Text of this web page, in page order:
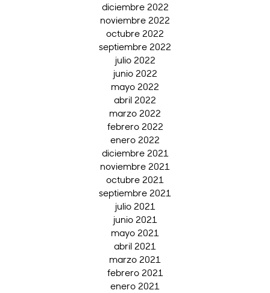
diciembre 2022
noviembre 2022
octubre 2022
septiembre 2022
julio 2022
junio 2022
mayo 2022
abril 2022
marzo 2022
febrero 2022
enero 2022
diciembre 2021
noviembre 2021
octubre 2021
septiembre 2021
julio 2021
junio 2021
mayo 2021
abril 2021
marzo 2021
febrero 2021
enero 2021